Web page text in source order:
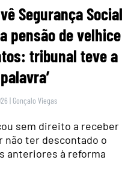
Segurança Social
pensão de velhice
tribunal teve a
| Gonçalo Viegas
sem direito a receber
não ter descontado o
anteriores à reforma